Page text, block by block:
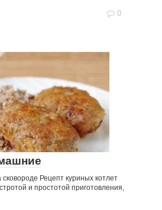
0
Рецепт куриных котлет
и простотой приготовления,